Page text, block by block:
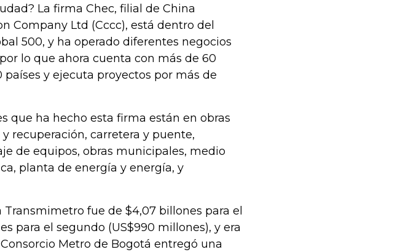
La firma Chec, filial de China
Company Ltd (Cccc), está dentro del
500, y ha operado diferentes negocios
lo que ahora cuenta con más de 60
y ejecuta proyectos por más de
que ha hecho esta firma están en obras
recuperación, carretera y puente,
de equipos, obras municipales, medio
planta de energía y energía, y
fue de $4,07 billones para el
para el segundo (US$990 millones), y era
Metro de Bogotá entregó una